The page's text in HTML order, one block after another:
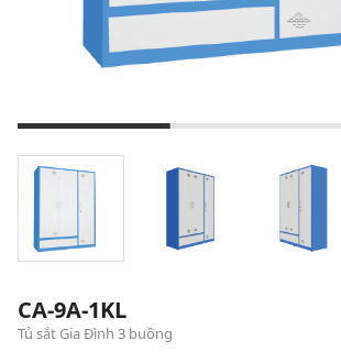
CA-9A-1KL
Tủ sắt Gia Đình 3 buồng